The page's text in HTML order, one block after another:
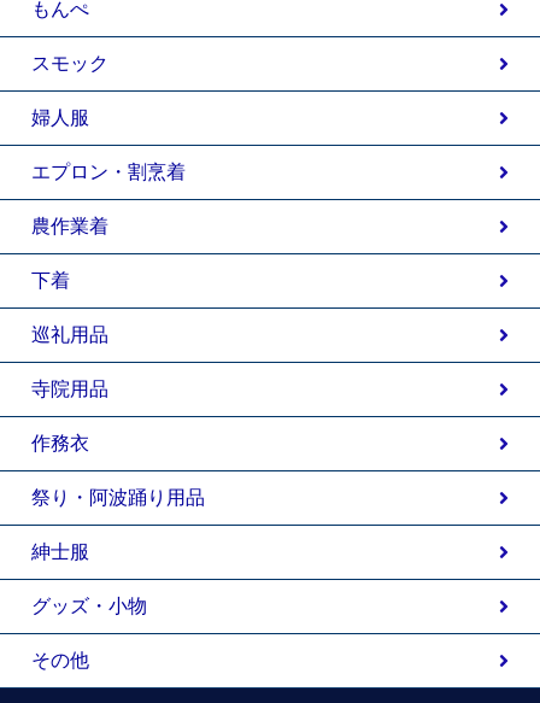
もんぺ
スモック
婦人服
エプロン・割烹着
農作業着
下着
巡礼用品
寺院用品
作務衣
祭り・阿波踊り用品
紳士服
グッズ・小物
その他